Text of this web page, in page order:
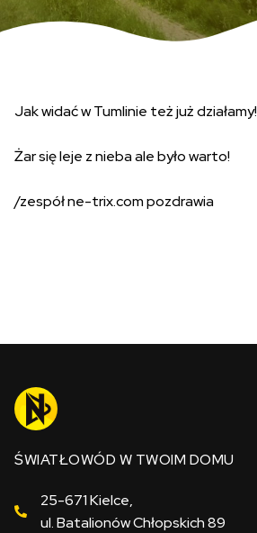
Jak widać w Tumlinie też już działamy!
Żar się leje z nieba ale było warto!
/zespół ne-trix.com pozdrawia
ŚWIATŁOWÓD W TWOIM DOMU
25-671 Kielce,
ul. Batalionów Chłopskich 89